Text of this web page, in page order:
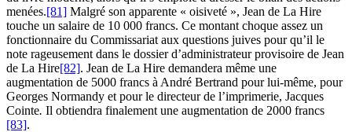
menées.[81] Malgré son apparente « oisiveté », Jean de La Hire
touche un salaire de 10 000 francs. Ce montant choque assez un
fonctionnaire du Commissariat aux questions juives pour qu’il le
note rageusement dans le dossier d’administrateur provisoire de Jean
de La Hire[82]. Jean de La Hire demandera même une
augmentation de 5000 francs à André Bertrand pour lui-même, pour
Georges Normandy et pour le directeur de l’imprimerie, Jacques
Cointe. Il obtiendra finalement une augmentation de 2000 francs
[83].